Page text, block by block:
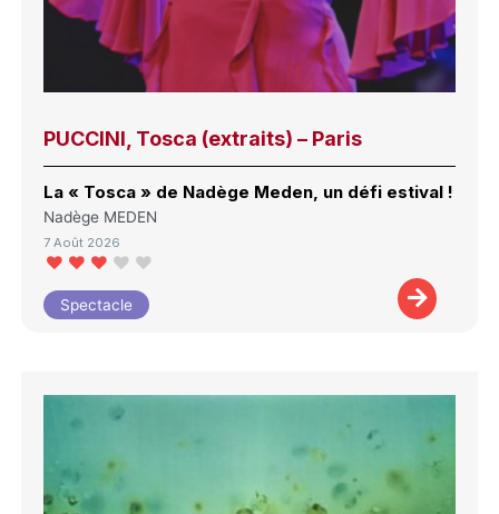
PUCCINI, Tosca (extraits) – Paris
La « Tosca » de Nadège Meden, un défi estival !
Nadège MEDEN
7 Août 2026
Spectacle